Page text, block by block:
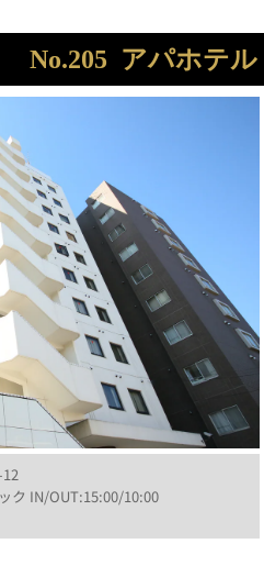
No.205 アパホテル
ク IN/OUT:15:00/10:00